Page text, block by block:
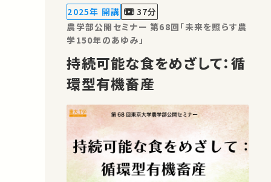
誰かの学びに繋がるかもしれません。 お
気に入りの講義・講演があればSNSなど
でシ…
2025年 開講
37分
農学部公開セミナー 第68回「未来を照らす農
学150年のあゆみ」
持続可能な食をめざして：循
環型有機畜産